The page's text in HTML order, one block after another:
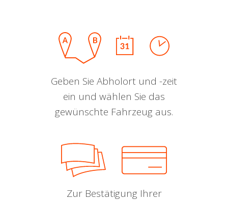
Geben Sie Abholort und -zeit
ein und wählen Sie das
gewünschte Fahrzeug aus.
Zur Bestätigung Ihrer